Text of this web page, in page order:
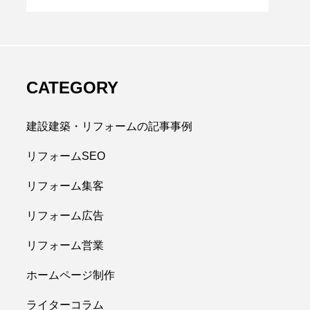
CATEGORY
建設建築・リフォームの記事事例
リフォームSEO
リフォーム集客
リフォーム広告
リフォーム営業
ホームページ制作
ライターコラム